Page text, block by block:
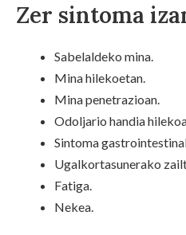
Zer sintoma
Sabelaldeko mina.
Mina hilekoetan.
Mina penetrazioan.
Odoljario handia
Sintoma
Ugalkortasunerako
Fatiga.
Nekea.